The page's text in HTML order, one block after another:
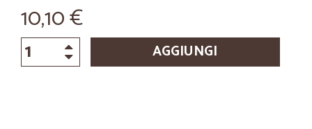
10,10 €
AGGIUNGI